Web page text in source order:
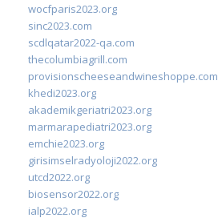
wocfparis2023.org
sinc2023.com
scdlqatar2022-qa.com
thecolumbiagrill.com
provisionscheeseandwineshoppe.com
khedi2023.org
akademikgeriatri2023.org
marmarapediatri2023.org
emchie2023.org
girisimselradyoloji2022.org
utcd2022.org
biosensor2022.org
ialp2022.org